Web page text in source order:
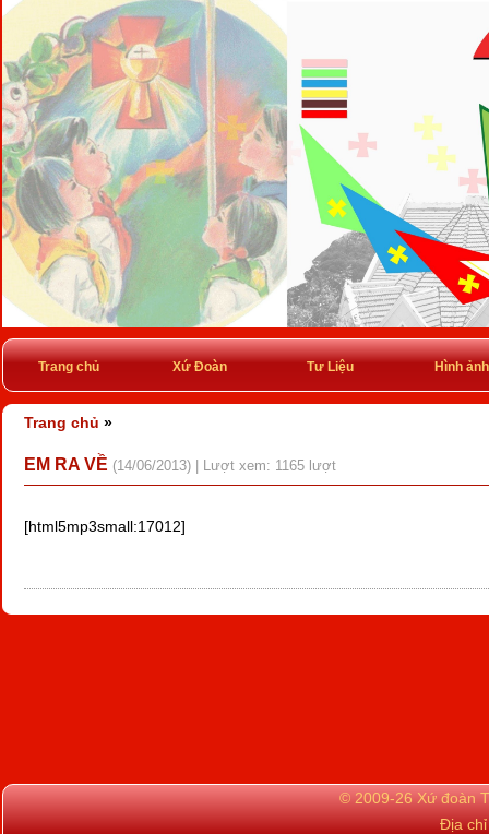
Trang chủ Xứ Đoàn Tư Liệu Hình ảnh
Trang chủ »
EM RA VỀ (14/06/2013) | Lượt xem: 1165 lượt
[html5mp3small:17012]
© 2009-26 Xứ đoàn
Địa